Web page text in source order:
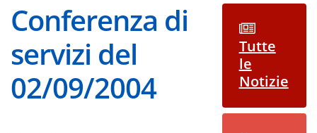
Conferenza di
servizi del
02/09/2004
Tutte
le
Notizie